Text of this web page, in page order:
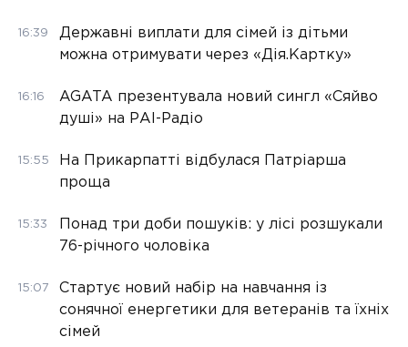
16:39
Державні виплати для сімей із дітьми
можна отримувати через «Дія.Картку»
16:16
AGATA презентувала новий сингл «Сяйво
душі» на РАІ-Радіо
15:55
На Прикарпатті відбулася Патріарша
проща
15:33
Понад три доби пошуків: у лісі розшукали
76-річного чоловіка
15:07
Стартує новий набір на навчання із
сонячної енергетики для ветеранів та їхніх
сімей